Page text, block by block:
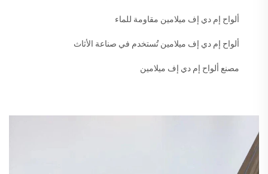
ألواح إم دي إف ميلامين مقاومة للماء
ألواح إم دي إف ميلامين تُستخدم في صناعة الأثاث
مصنع ألواح إم دي إف ميلامين